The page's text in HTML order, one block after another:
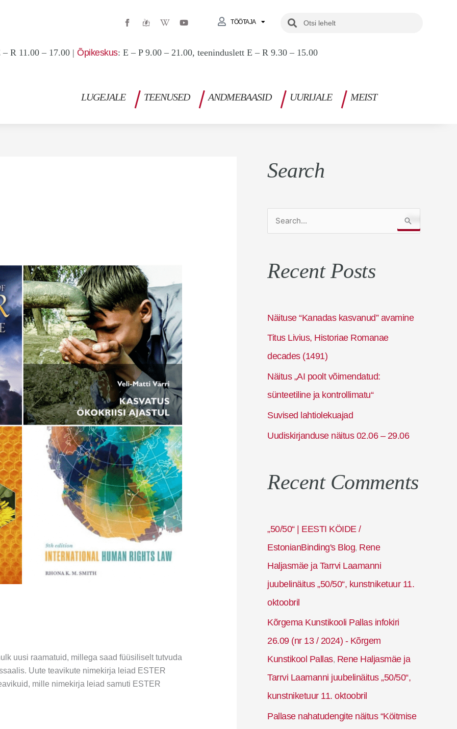
W
i
e
w
Y
o
u
b
TÖÖTAJA SearchSearch
– R 11.00 – 17.00 | Õpikeskus: E – P 9.00 – 21.00, teeninduslett E – R 9.30 – 15.00
LUGEJALE TEENUSED ANDMEBAASID UURIJALE MEIST
uusi raamatuid, millega saad füüsiliselt tutvuda
Uute teavikute nimekirja leiad ESTER
mille nimekirja leiad samuti ESTER
Search
f
:
Recent Posts
Näituse “Kanadas kasvanud” avamine
Titus Livius, Historiae Romanae
decades (1491)
Näitus „AI poolt võimendatud:
sünteetiline ja kontrollimatu“
Suvised lahtiolekuajad
Uudiskirjanduse näitus 02.06 – 29.06
Recent Comments
„50/50“ | EESTI KÖIDE /
EstonianBinding's Blog, Rene
Haljasmäe ja Tarrvi Laamanni
juubelinäitus „50/50“, kunstniketuur 11.
oktoobril
Kõrgema Kunstikooli Pallas infokiri
26.09 (nr 13 / 2024) - Kõrgem
Kunstikool Pallas, Rene Haljasmäe ja
Tarrvi Laamanni juubelinäitus „50/50“,
kunstniketuur 11. oktoobril
Pallase nahatudengite näitus “Köitmise